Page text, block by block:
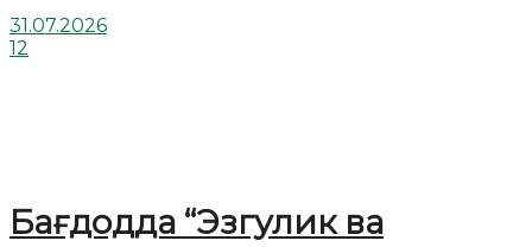
31.07.2026
12
Бағдодда “Эзгулик ва